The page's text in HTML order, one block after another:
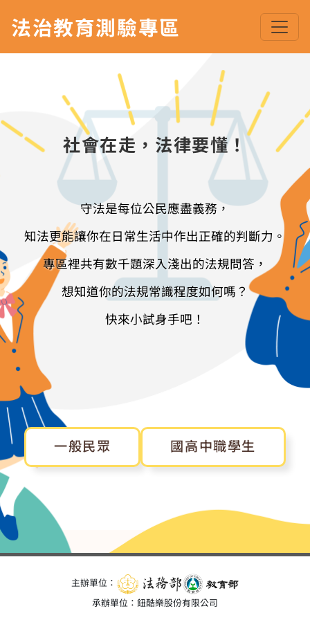
法治教育測驗專區
社會在走，法律要懂！
守法是每位公民應盡義務，
知法更能讓你在日常生活中作出正確的判斷力。
專區裡共有數千題深入淺出的法規問答，
想知道你的法規常識程度如何嗎？
快來小試身手吧！
一般民眾 國高中職學生
主辦單位：
承辦單位：鈕酷樂股份有限公司